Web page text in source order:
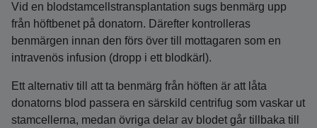
Vid en blodstamcellstransplantation sugs benmärg upp
från höftbenet på donatorn. Därefter kontrolleras
benmärgen innan den förs över till mottagaren som en
intravenös infusion (dropp i ett blodkärl).
Ett alternativ till att ta benmärg från höften är att låta
donatorns blod passera en särskild centrifug som vaskar ut
stamcellerna, medan övriga delar av blodet går tillbaka till